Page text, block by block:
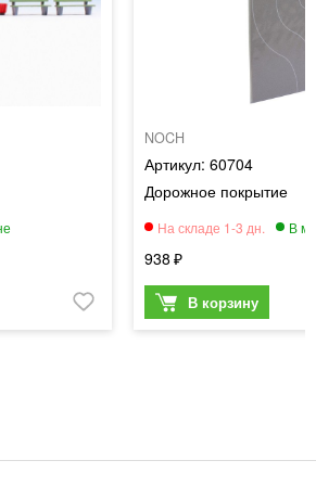
NOCH
60704
Дорожное покрытие
938